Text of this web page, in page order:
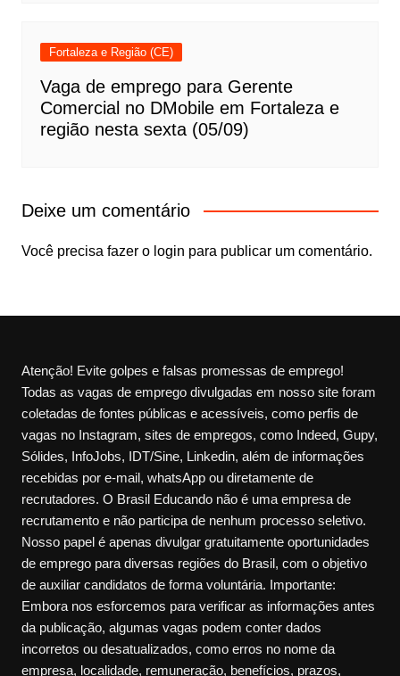
Fortaleza e Região (CE)
Vaga de emprego para Gerente
Comercial no DMobile em Fortaleza e
região nesta sexta (05/09)
Deixe um comentário
Você precisa fazer o login para publicar um comentário.
Atenção! Evite golpes e falsas promessas de emprego!
Todas as vagas de emprego divulgadas em nosso site foram
coletadas de fontes públicas e acessíveis, como perfis de
vagas no Instagram, sites de empregos, como Indeed, Gupy,
Sólides, InfoJobs, IDT/Sine, Linkedin, além de informações
recebidas por e-mail, whatsApp ou diretamente de
recrutadores. O Brasil Educando não é uma empresa de
recrutamento e não participa de nenhum processo seletivo.
Nosso papel é apenas divulgar gratuitamente oportunidades
de emprego para diversas regiões do Brasil, com o objetivo
de auxiliar candidatos de forma voluntária. Importante:
Embora nos esforcemos para verificar as informações antes
da publicação, algumas vagas podem conter dados
incorretos ou desatualizados, como erros no nome da
empresa, localidade, remuneração, benefícios, prazos,